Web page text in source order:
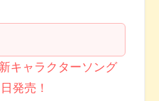
キャラクターソング
発売！